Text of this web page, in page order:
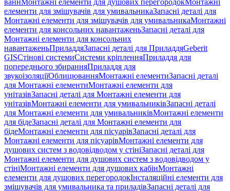
ваннМонтажні елементи для душових перегородокМонтажні
елементи для змішувачів для умивальникаЗапасні деталі для
Монтажні елементи для змішувачів для умивальникаМонтажні
елементи для консольних навантаженьЗапасні деталі для
Монтажні елементи для консольних
навантаженьПриладдяЗапасні деталі для ПриладдяGeberit
GISСтінові системиСистеми кріпленняПриладдя для
попереднього збиранняПриладдя для
звукоізоляціїОблицюванняМонтажні елементиЗапасні деталі
для Монтажні елементиМонтажні елементи для
унітазівЗапасні деталі для Монтажні елементи для
унітазівМонтажні елементи для умивальниківЗапасні деталі
для Монтажні елементи для умивальниківМонтажні елементи
для бідеЗапасні деталі для Монтажні елементи для
бідеМонтажні елементи для пісуарівЗапасні деталі для
Монтажні елементи для пісуарівМонтажні елементи для
душових систем з водовідводом у стініЗапасні деталі для
Монтажні елементи для душових систем з водовідводом у
стініМонтажні елементи для душових кабінМонтажні
елементи для душових перегородокІнсталяційні елементи для
змішувачів для умивальника та приладівЗапасні деталі для